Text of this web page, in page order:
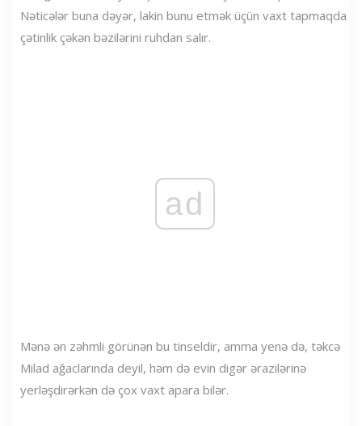
Nəticələr buna dəyər, lakin bunu etmək üçün vaxt tapmaqda
çətinlik çəkən bəzilərini ruhdan salır.
ad
Mənə ən zəhmli görünən bu tinseldir, amma yenə də, təkcə
Milad ağaclarında deyil, həm də evin digər ərazilərinə
yerləşdirərkən də çox vaxt apara bilər.